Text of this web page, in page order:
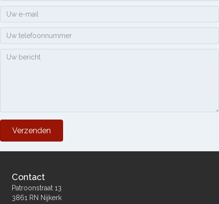
Verzenden
Contact
Patroonstraat 13
3861 RN Nijkerk